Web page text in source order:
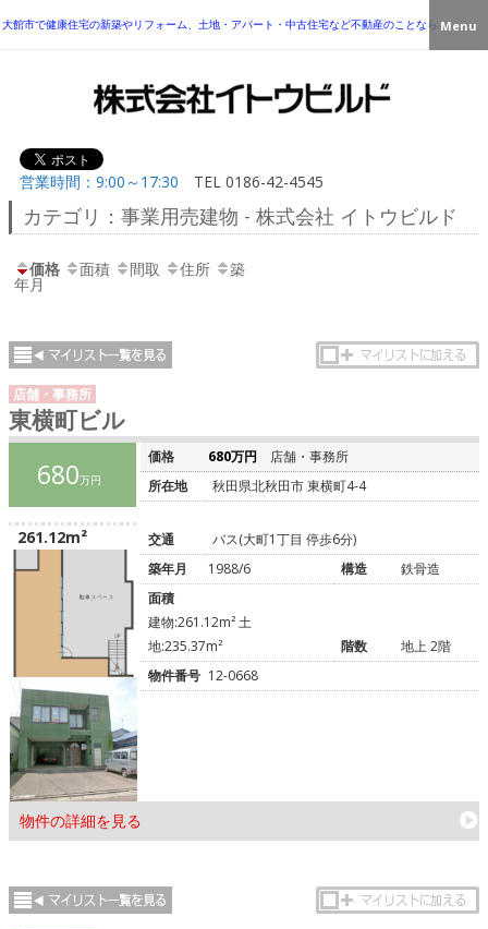
大館市で健康住宅の新築やリフォーム、土地・アパート・中古住宅など不動産のことなら
営業時間：9:00～17:30 TEL 0186-42-4545
Menu
カテゴリ：事業用売建物 - 株式会社 イトウビルド
価格 面積 間取 住所 築
年月
店舗・事務所
東横町ビル
680万円
261.12m²
物件の詳細を見る
価格 680万円
店舗・事務所
所在地
秋田県北秋田市 東横町4-4
交通
バス(大町1丁目 停歩6分)
築年月
1988/6 構造
鉄骨造
面積
建物:261.12m² 土
地:235.37m²
階数
地上 2階
物件番号 12-0668